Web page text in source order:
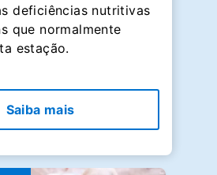
deficiências nutritivas
que normalmente
estação.
Saiba mais